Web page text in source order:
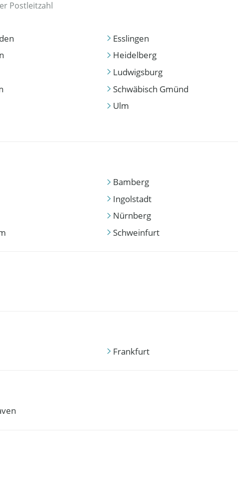
Esslingen
Heidelberg
Ludwigsburg
Schwäbisch Gmünd
Ulm
Bamberg
Ingolstadt
Nürnberg
Schweinfurt
Frankfurt